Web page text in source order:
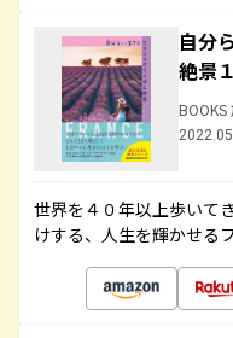
自分
絶景
BOOKS
世界を４０年以上歩いて
けする、人生を輝かせる